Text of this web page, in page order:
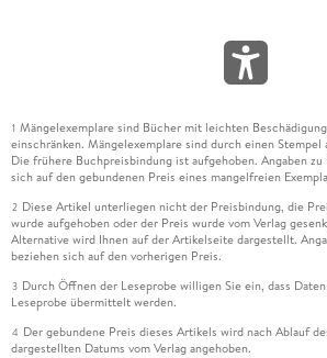
1 Mängelexemplare sind Bücher mit leichten
einschränken. Mängelexemplare sind durch einen
Die frühere Buchpreisbindung ist aufgehoben. Angaben
sich auf den gebundenen Preis eines mangelfreien
2 Diese Artikel unterliegen nicht der Preisbindung, die
wurde aufgehoben oder der Preis wurde vom Verlag
Alternative wird Ihnen auf der Artikelseite dargestellt.
beziehen sich auf den vorherigen Preis.
3 Durch Öffnen der Leseprobe willigen Sie ein, dass
Leseprobe übermittelt werden.
4 Der gebundene Preis dieses Artikels wird nach Ablauf
dargestellten Datums vom Verlag angehoben.